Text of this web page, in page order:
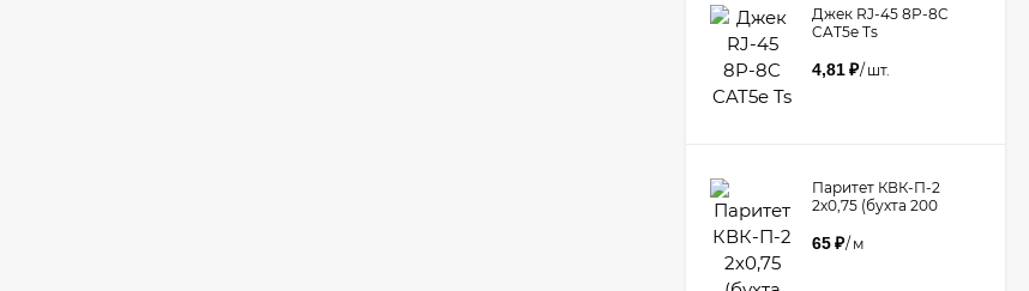
Джек RJ-45 8P-8C
CAT5e Ts
4,81₽/ шт.
Паритет КВК-П-2
2х0,75 (бухта 200
65₽/ м